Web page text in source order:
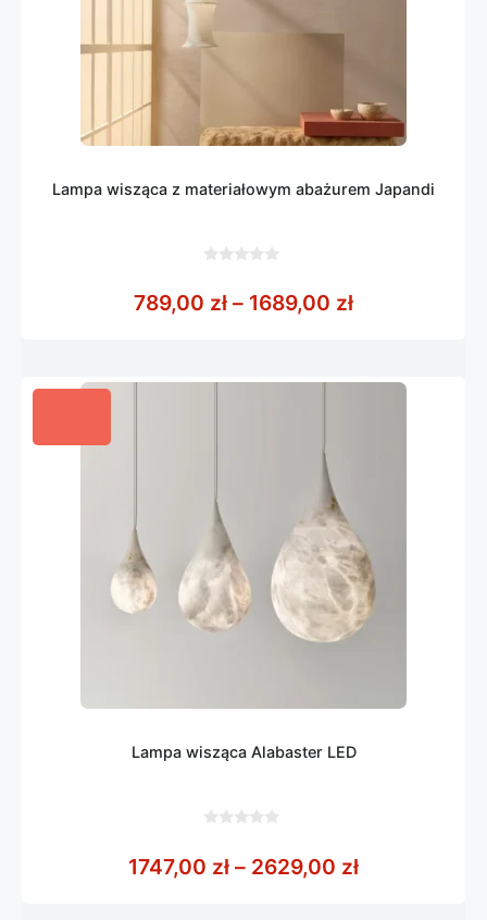
Lampa wisząca z materiałowym abażurem Japandi
5
789,00 zł – 1689,00 złZakres cen:
Lampa wisząca Alabaster LED
5
1747,00 zł – 2629,00 złZakres cen: